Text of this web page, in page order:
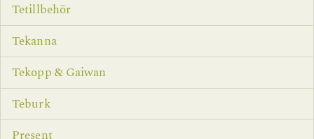
Tetillbehör
Tekanna
Tekopp & Gaiwan
Teburk